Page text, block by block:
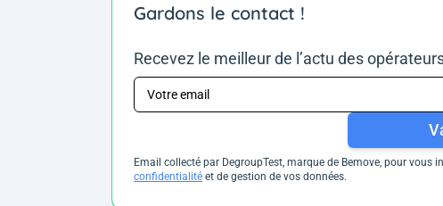
Gardons le contact !
Recevez le meilleur de l’actu des
Email collecté par DegroupTest, marque de Bemove, pour
confidentialité et de gestion de vos données.